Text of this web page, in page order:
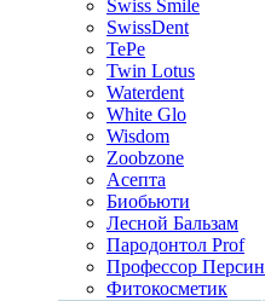
Swiss Smile
SwissDent
TePe
Twin Lotus
Waterdent
White Glo
Wisdom
Zoobzone
Асепта
Биобьюти
Лесной Бальзам
Пародонтол Prof
Профессор Персин
Фитокосметик